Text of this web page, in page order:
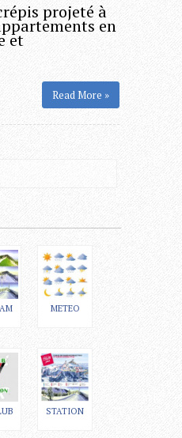
projeté à
en
et
Read More »
METEO
STATION